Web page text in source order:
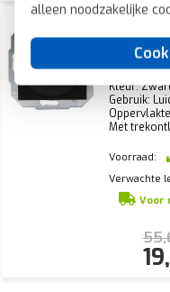
alleen noodzakelijke
Kopp
Athenis
Kleur:
Gebruik:
Met
Voorraad:
Verwachte
Voor